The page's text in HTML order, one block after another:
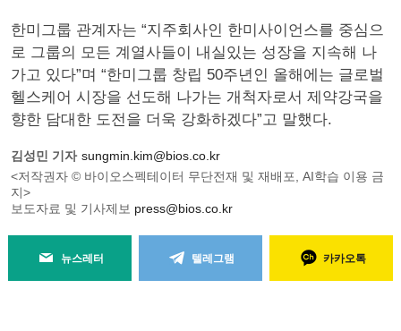
한미그룹 관계자는 “지주회사인 한미사이언스를 중심으
로 그룹의 모든 계열사들이 내실있는 성장을 지속해 나
가고 있다”며 “한미그룹 창립 50주년인 올해에는 글로벌
헬스케어 시장을 선도해 나가는 개척자로서 제약강국을
향한 담대한 도전을 더욱 강화하겠다”고 말했다.
김성민 기자 sungmin.kim@bios.co.kr
<저작권자 © 바이오스펙테이터 무단전재 및 재배포, AI학습 이용 금
지>
보도자료 및 기사제보 press@bios.co.kr
뉴스레터 텔레그램 카카오톡